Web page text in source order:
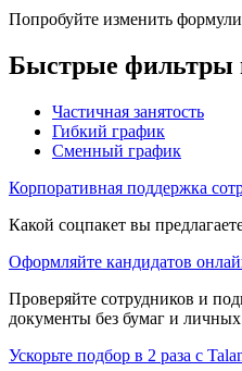
Попробуйте изменить
Быстрые фильтры
Частичная занятость
Гибкий график
Сменный график
Корпоративная поддержка
Какой соцпакет вы
Оформляйте кандидатов
Проверяйте сотрудников и
документы без бумаг и личных
Ускорьте подбор в 2 раза с